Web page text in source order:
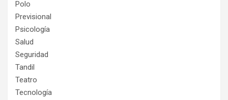
Polo
Previsional
Psicología
Salud
Seguridad
Tandil
Teatro
Tecnología